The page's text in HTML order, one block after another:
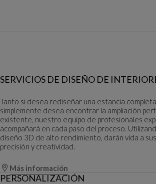
SERVICIOS DE DISEÑO DE
Tanto si desea rediseñar una estancia
simplemente desea encontrar la ampliación
existente, nuestro equipo de profesionales
acompañará en cada paso del proceso.
diseño 3D de alto rendimiento, darán vida a
precisión y creatividad.
Más información
PERSONALIZACIÓN